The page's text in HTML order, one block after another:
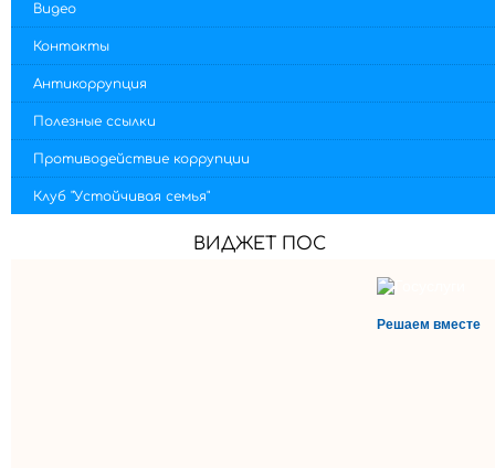
Видео
Контакты
Антикоррупция
Полезные ссылки
Противодействие коррупции
Клуб "Устойчивая семья"
ВИДЖЕТ ПОС
Решаем вместе